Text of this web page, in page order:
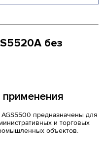
без
предназначены для
и торговых
объектов.